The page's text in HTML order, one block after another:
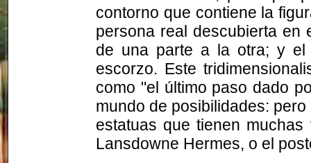
contorno que contiene la
persona real descubierta en
de una parte a la otra; y el
escorzo. Este
como "el último paso dado
mundo de posibilidades:
estatuas que tienen
Lansdowne Hermes, o el